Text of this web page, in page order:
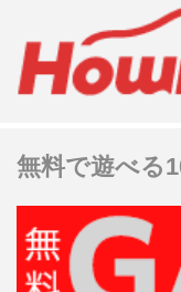
無料で遊べる